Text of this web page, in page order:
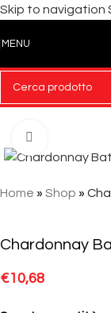
Skip to navigation
MENU
Home » Shop »
Chardonnay
€10,68